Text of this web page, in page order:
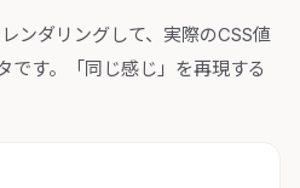
ンダリングして、実際のCSS値
です。「同じ感じ」を再現する